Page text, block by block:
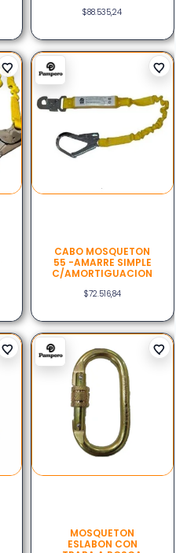
$88.535,24
CABO MOSQUETON
55 -AMARRE SIMPLE
C/AMORTIGUACION
$72.516,84
MOSQUETON
ESLABON CON